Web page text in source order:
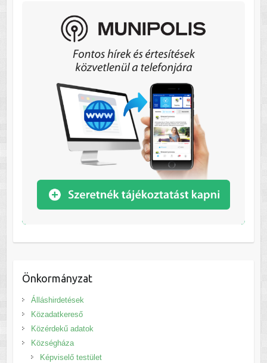
Önkormányzat
Álláshirdetések
Közadatkereső
Közérdekű adatok
Községháza
Képviselő testület